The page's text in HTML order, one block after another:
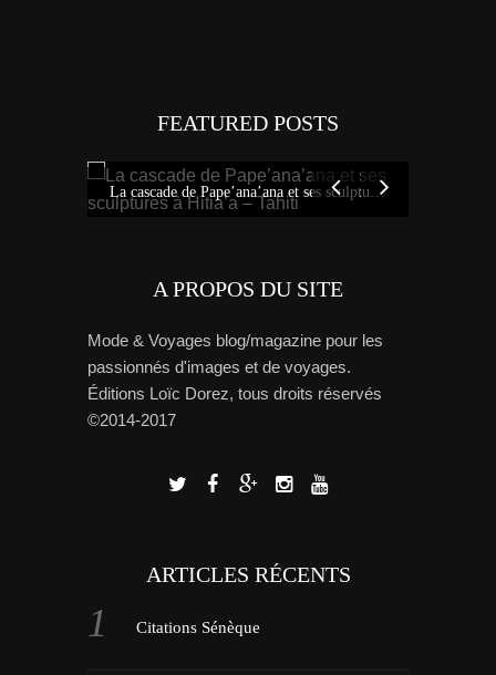
FEATURED POSTS
La cascade de Pape’ana’ana et ses sculptures à Hitia’a – Tahiti
A PROPOS DU SITE
Mode & Voyages blog/magazine pour les
passionnés d'images et de voyages.
Éditions Loïc Dorez, tous droits réservés
©2014-2017
ARTICLES RÉCENTS
Citations Sénèque